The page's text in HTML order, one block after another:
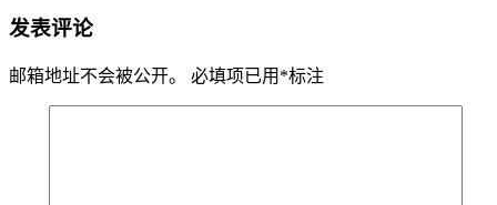
发表评论
邮箱地址不会被公开。 必填项已用 *标注